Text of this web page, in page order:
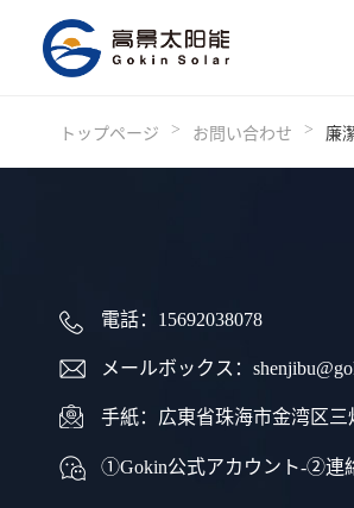
トップページ > お問い合わせ > 廉
電話：15692038078
メールボックス：
手紙：広東省珠海市金湾区三
①Gokin公式アカウント-②連